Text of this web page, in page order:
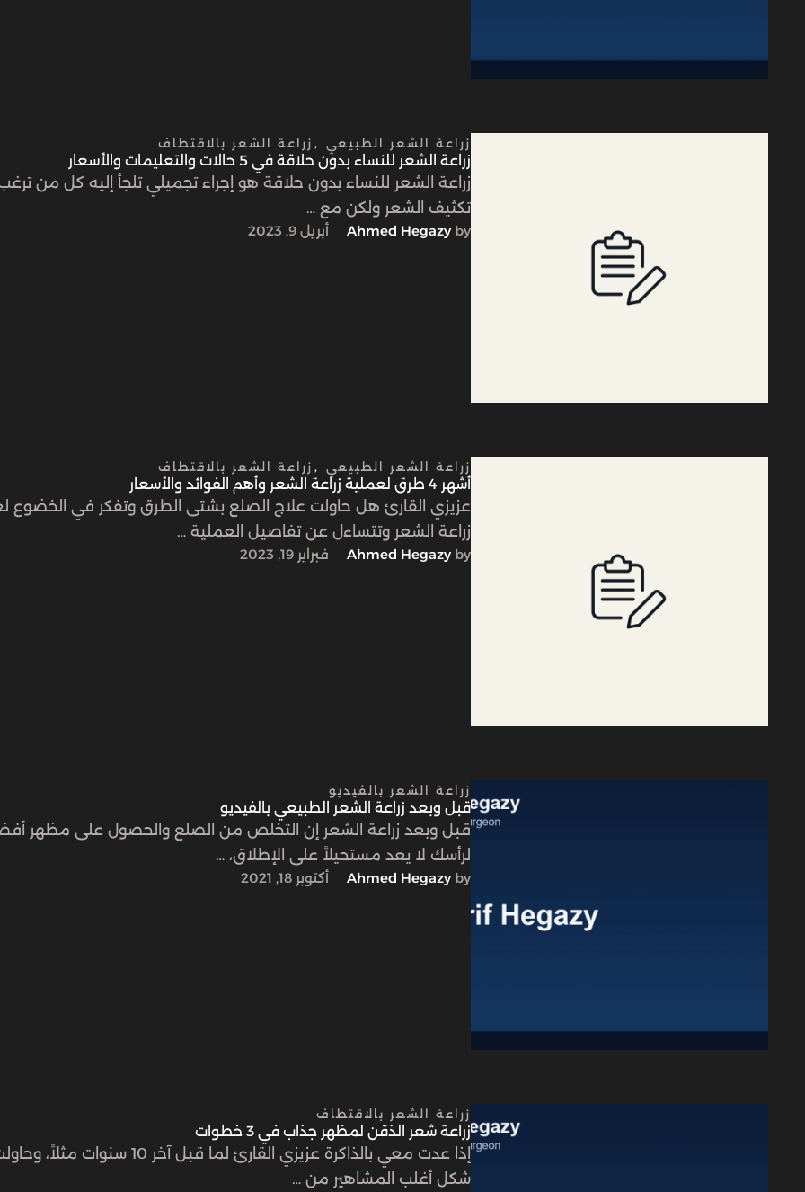
زراعة الشعر الطبيعي , زراعة الشعر بالاقتطاف
زراعة الشعر للنساء بدون حلاقة في 5 حالات والتعليمات والأسعار
زراعة الشعر للنساء بدون حلاقة هو إجراء تجميلي تلجأ إليه كل من
تكثيف الشعر ولكن مع …
by
Ahmed Hegazy أبريل 9, 2023
زراعة الشعر الطبيعي , زراعة الشعر بالاقتطاف
أشهر 4 طرق لعملية زراعة الشعر وأهم الفوائد والأسعار
عزيزي القارئ هل حاولت علاج الصلع بشتى الطرق وتفكر في الخضوع
زراعة الشعر وتتساءل عن تفاصيل العملية …
by
Ahmed Hegazy فبراير 19, 2023
زراعة الشعر بالفيديو
قبل وبعد زراعة الشعر الطبيعي بالفيديو
قبل وبعد زراعة الشعر إن التخلص من الصلع والحصول على مظهر
لرأسك لا يعد مستحيلاً على الإطلاق، …
by
Ahmed Hegazy أكتوبر 18, 2021
زراعة الشعر بالاقتطاف
زراعة شعر الذقن لمظهر جذاب في 3 خطوات
إذا عدت معي بالذاكرة عزيزي القارئ لما قبل آخر 10
شكل أغلب المشاهير من …